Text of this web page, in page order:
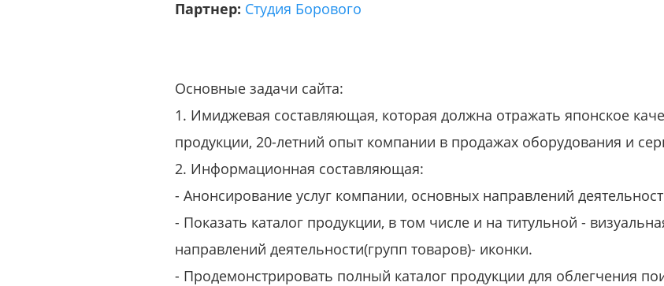
Партнер: Студия Борового
Основные задачи сайта:
1. Имиджевая составляющая, которая должна отражать японское
продукции, 20-летний опыт компании в продажах оборудования и
2. Информационная составляющая:
- Анонсирование услуг компании, основных направлений
- Показать каталог продукции, в том числе и на титульной -
направлений деятельности(групп товаров)- иконки.
- Продемонстрировать полный каталог продукции для облегчения